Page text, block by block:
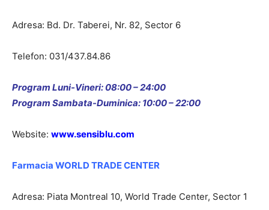
Adresa: Bd. Dr. Taberei, Nr. 82, Sector 6
Telefon: 031/437.84.86
Program Luni-Vineri: 08:00 – 24:00
Program Sambata-Duminica: 10:00 – 22:00
Website: www.sensiblu.com
Farmacia WORLD TRADE CENTER
Adresa: Piata Montreal 10, World Trade Center, Sector 1